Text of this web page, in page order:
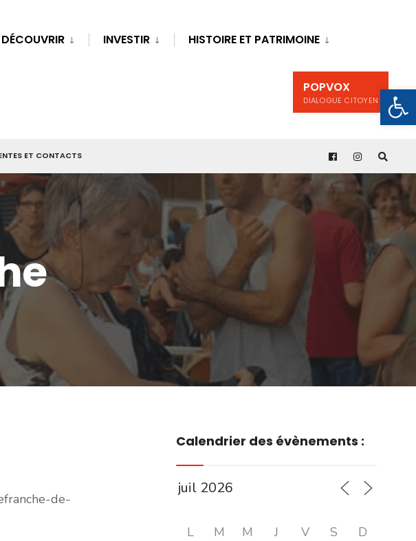
DÉCOUVRIR INVESTIR HISTOIRE ET PATRIMOINE
POPVOX
DIALOGUE CITOYEN
ET CONTACTS
de-
Calendrier des évènements :
L M M J V S D